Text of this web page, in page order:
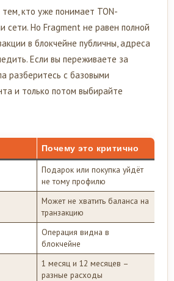
кто уже понимает TON-
сети. Но Fragment не равен полной
в блокчейне публичны, адреса
Если вы переживаете за
разберитесь с базовыми
и только потом выбирайте
Почему это критично
Подарок или покупка уйдёт
не тому профилю
Может не хватить баланса на
транзакцию
Операция видна в
блокчейне
1 месяц и 12 месяцев –
разные расходы